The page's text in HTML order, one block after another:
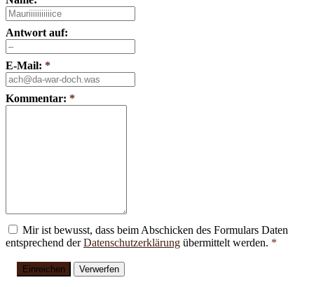
Antwort auf:
E-Mail: *
Kommentar: *
Mir ist bewusst, dass beim Abschicken des Formulars Daten
entsprechend derDatenschutzerklärung übermittelt werden. *
Einreichen Verwerfen